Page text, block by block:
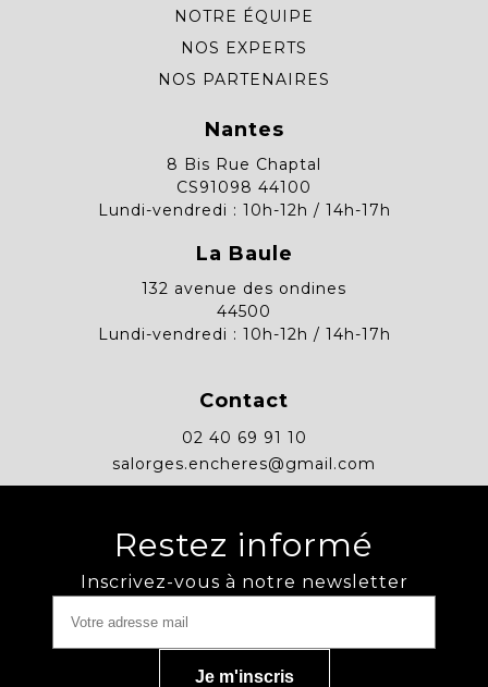
NOTRE ÉQUIPE
NOS EXPERTS
NOS PARTENAIRES
Nantes
8 Bis Rue Chaptal
CS91098 44100
Lundi-vendredi : 10h-12h / 14h-17h
La Baule
132 avenue des ondines
44500
Lundi-vendredi : 10h-12h / 14h-17h
Contact
02 40 69 91 10
salorges.encheres@gmail.com
Restez informé
Inscrivez-vous à notre newsletter